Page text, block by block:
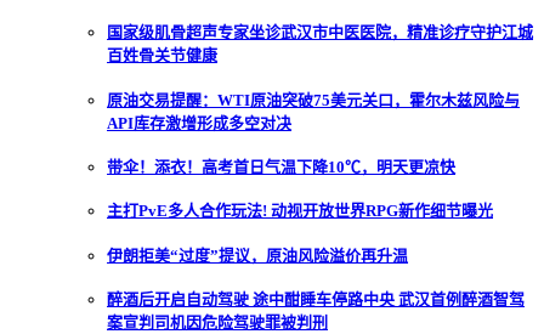
国家级肌骨超声专家坐诊武汉市中医医院，精准诊疗守护江城
百姓骨关节健康
原油交易提醒：WTI原油突破75美元关口，霍尔木兹风险与
API库存激增形成多空对决
带伞！添衣！高考首日气温下降10℃，明天更凉快
主打PvE多人合作玩法! 动视开放世界RPG新作细节曝光
伊朗拒美“过度”提议，原油风险溢价再升温
醉酒后开启自动驾驶 途中酣睡车停路中央 武汉首例醉酒智驾
案宣判司机因危险驾驶罪被判刑